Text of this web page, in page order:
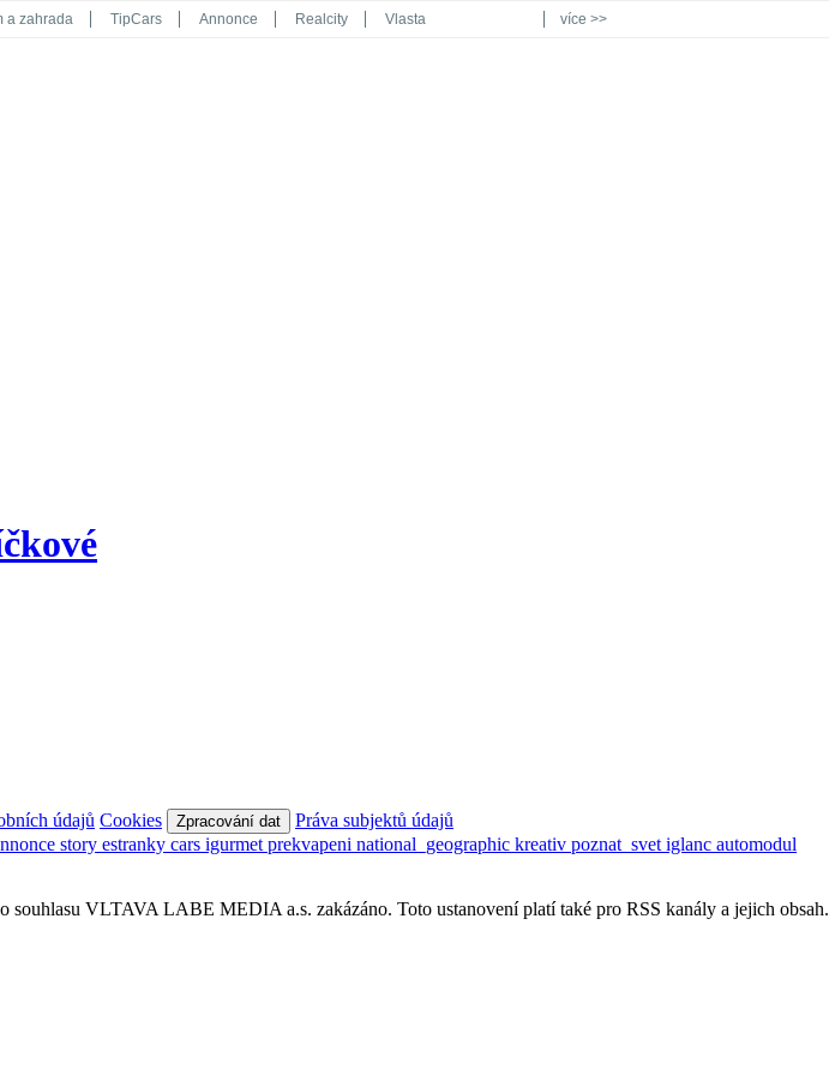
a zahrada TipCars Annonce Realcity Vlasta více >>
údajů Cookies Zpracování dat
Práva subjektů údajů
story estranky cars igurmet prekvapeni national_geographic kreativ poznat_svet iglanc automodul
VLTAVA LABE MEDIA a.s. zakázáno. Toto ustanovení platí také pro RSS kanály a jejich obsah.